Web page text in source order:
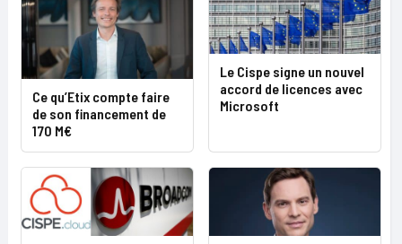
Ce qu’Etix compte faire
de son financement de
170 M€
Le Cispe signe un nouvel
accord de licences avec
Microsoft